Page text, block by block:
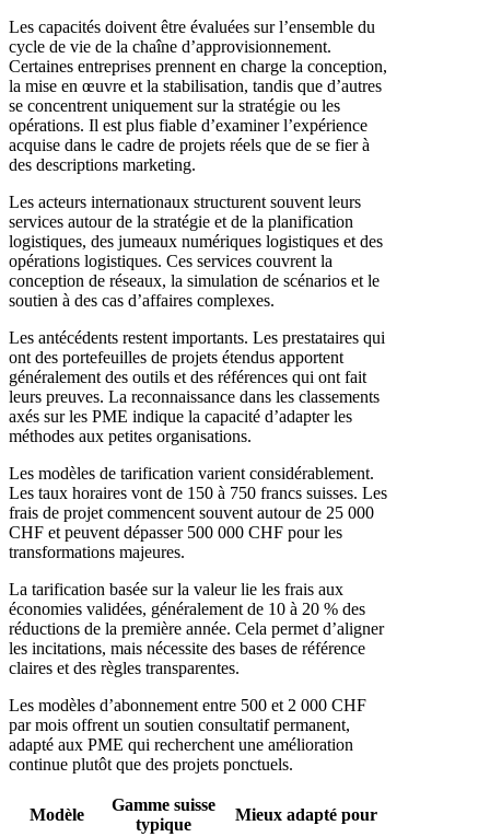
Les capacités doivent être évaluées sur l’ensemble du
cycle de vie de la chaîne d’approvisionnement.
Certaines entreprises prennent en charge la conception,
la mise en œuvre et la stabilisation, tandis que d’autres
se concentrent uniquement sur la stratégie ou les
opérations. Il est plus fiable d’examiner l’expérience
acquise dans le cadre de projets réels que de se fier à
des descriptions marketing.
Les acteurs internationaux structurent souvent leurs
services autour de la stratégie et de la planification
logistiques, des jumeaux numériques logistiques et des
opérations logistiques. Ces services couvrent la
conception de réseaux, la simulation de scénarios et le
soutien à des cas d’affaires complexes.
Les antécédents restent importants. Les prestataires qui
ont des portefeuilles de projets étendus apportent
généralement des outils et des références qui ont fait
leurs preuves. La reconnaissance dans les classements
axés sur les PME indique la capacité d’adapter les
méthodes aux petites organisations.
Les modèles de tarification varient considérablement.
Les taux horaires vont de 150 à 750 francs suisses. Les
frais de projet commencent souvent autour de 25 000
CHF et peuvent dépasser 500 000 CHF pour les
transformations majeures.
La tarification basée sur la valeur lie les frais aux
économies validées, généralement de 10 à 20 % des
réductions de la première année. Cela permet d’aligner
les incitations, mais nécessite des bases de référence
claires et des règles transparentes.
Les modèles d’abonnement entre 500 et 2 000 CHF
par mois offrent un soutien consultatif permanent,
adapté aux PME qui recherchent une amélioration
continue plutôt que des projets ponctuels.
Modèle
Gamme suisse
typique
Mieux adapté pour